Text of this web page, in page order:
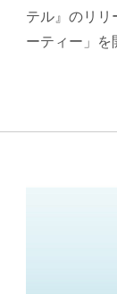
テル』のリリ
ーティー」